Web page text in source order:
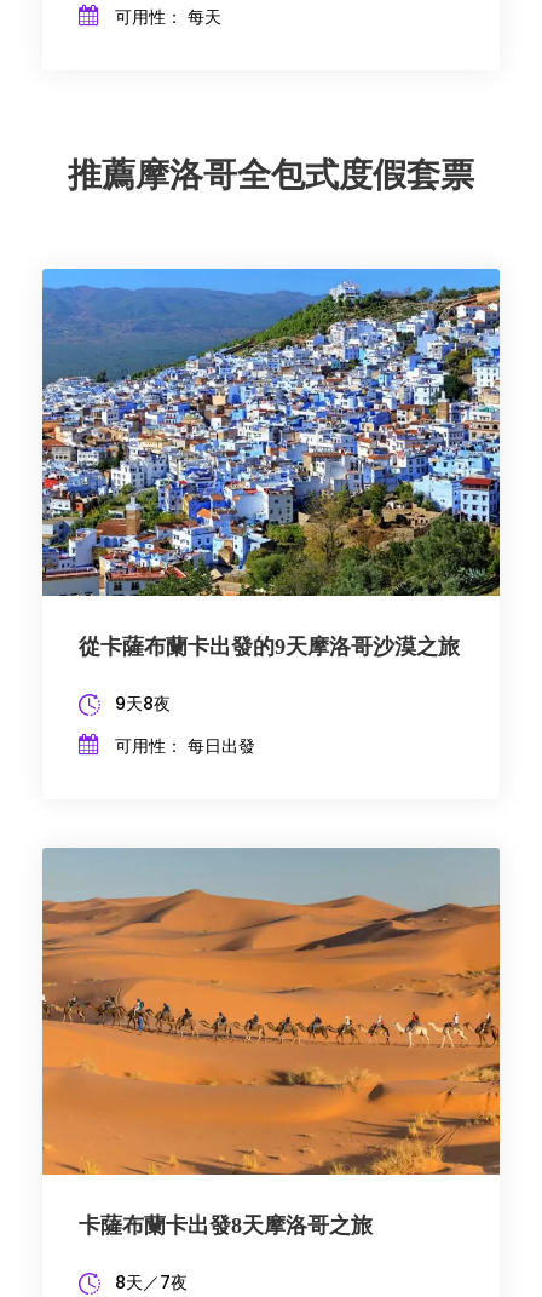
可用性： 每天
推薦摩洛哥全包式度假套票
從卡薩布蘭卡出發的9天摩洛哥沙漠之旅
9天8夜
可用性： 每日出發
卡薩布蘭卡出發8天摩洛哥之旅
8天／7夜